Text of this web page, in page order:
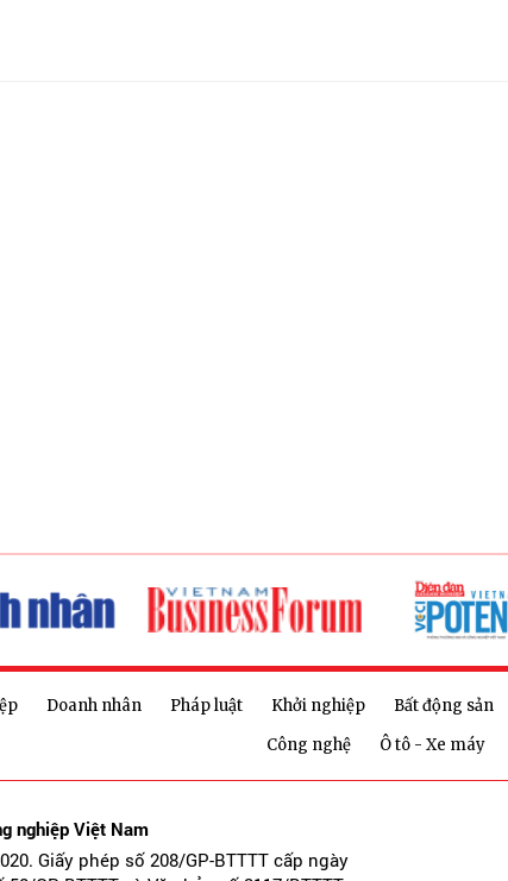
Doanh nhân Pháp luật Khởi nghiệp Bất động sản
Công nghệ
Ô tô - Xe máy
nghiệp Việt Nam
Giấy phép số 208/GP-BTTTT cấp ngày